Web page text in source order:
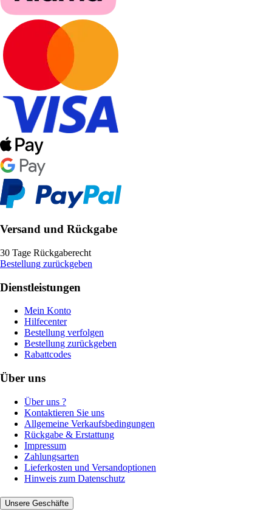
Versand und Rückgabe
30 Tage Rückgaberecht
Bestellung zurückgeben
Dienstleistungen
Mein Konto
Hilfecenter
Bestellung verfolgen
Bestellung zurückgeben
Rabattcodes
Über uns
Über uns ?
Kontaktieren Sie uns
Allgemeine Verkaufsbedingungen
Rückgabe & Erstattung
Impressum
Zahlungsarten
Lieferkosten und Versandoptionen
Hinweis zum Datenschutz
Unsere Geschäfte